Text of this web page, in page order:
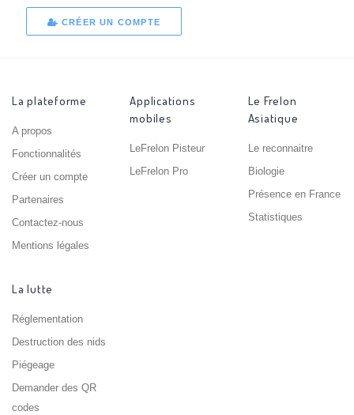
CRÉER UN COMPTE
La plateforme
A propos
Fonctionnalités
Créer un compte
Partenaires
Contactez-nous
Mentions légales
Applications
mobiles
LeFrelon Pisteur
LeFrelon Pro
Le Frelon
Asiatique
Le reconnaitre
Biologie
Présence en France
Statistiques
La lutte
Réglementation
Destruction des nids
Piégeage
Demander des QR
codes